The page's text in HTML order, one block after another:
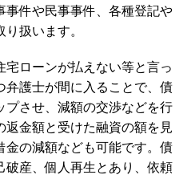
事件や民事事件、各種登記や
扱います。
ローンが払えない等と言っ
弁護士が間に入ることで、債
プさせ、減額の交渉などを行
返金額と受けた融資の額を見
金の減額なども可能です。債
破産、個人再生とあり、依頼